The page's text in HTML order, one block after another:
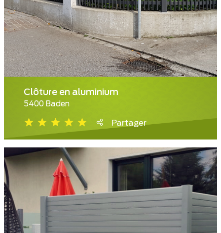
Clôture en aluminium
5400 Baden
Partager